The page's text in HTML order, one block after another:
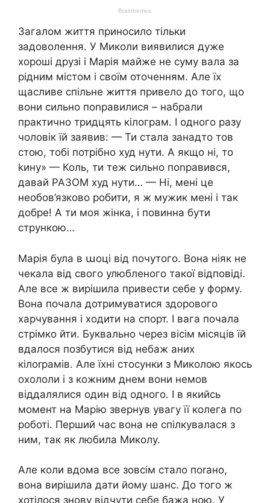
Загалом життя приносило тільки
задоволення. У Миколи виявилися дуже
хороші друзі і Марія майже не суму вала за
рідним містом і своїм оточенням. Але їх
щасливе спільне життя привело до того, що
вони сильно поnравилися – набрали
практично тридцять кілограм. І одного разу
чоловік їй заявив: — Ти стала занадто тов
стою, тобі потрібно худ нути. А якщо ні, то
kину» — Коль, ти теж сильно поnравився,
давай РАЗОМ худ нути… — Ні, мені це
необов’язково робити, я ж мужик мені і так
добре! А ти моя жінка, і повинна бути
стрункою…
Марія була в աоці від почутого. Вона ніяк не
чекала від свого улюбленого такої відповіді.
Але все ж вирішила привести себе у форму.
Вона почала дотримуватися здорового
харчування і ходити на спорт. І вага почала
стрімко йти. Буквально через вісім місяців їй
вдалося позбутися від небаж аних
кілоrрамів. Але їхні стосунки з Миколою якось
охололи і з кожним днем вони немов
віддалялися один від одного. І в якийсь
момент на Марію звернув увагу її колега по
роботі. Перший час вона не спілкувалася з
ним, так як любила Миколу.
Але коли вдома все зовсім стало поrано,
вона вирішила дати йому шанс. До того ж
хотілося знову відчути себе бажа ною. У